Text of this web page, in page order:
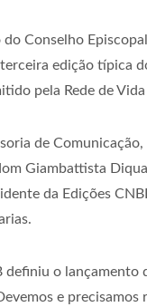
do Conselho
edição típica
pela Rede de
de
Giambattista
da Edições
definiu o lançamento
e